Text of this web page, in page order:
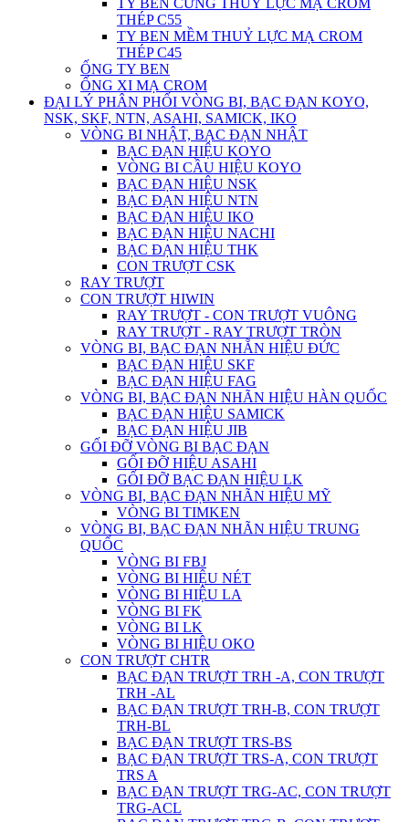
TY BEN CỨNG THUỶ LỰC MẠ CROM
THÉP C55
TY BEN MỀM THUỶ LỰC MẠ CROM
THÉP C45
ỐNG TY BEN
ỐNG XI MẠ CROM
ĐẠI LÝ PHÂN PHỐI VÒNG BI, BẠC ĐẠN KOYO,
NSK, SKF, NTN, ASAHI, SAMICK, IKO
VÒNG BI NHẬT, BẠC ĐẠN NHẬT
BẠC ĐẠN HIỆU KOYO
VÒNG BI CẦU HIỆU KOYO
BẠC ĐẠN HIỆU NSK
BẠC ĐẠN HIỆU NTN
BẠC ĐẠN HIỆU IKO
BẠC ĐẠN HIỆU NACHI
BẠC ĐẠN HIỆU THK
CON TRƯỢT CSK
RAY TRƯỢT
CON TRƯỢT HIWIN
RAY TRƯỢT - CON TRƯỢT VUÔNG
RAY TRƯỢT - RAY TRƯỢT TRÒN
VÒNG BI, BẠC ĐẠN NHẴN HIỆU ĐỨC
BẠC ĐẠN HIỆU SKF
BẠC ĐẠN HIỆU FAG
VÒNG BI, BẠC ĐẠN NHÃN HIỆU HÀN QUỐC
BẠC ĐẠN HIỆU SAMICK
BẠC ĐẠN HIỆU JIB
GỐI ĐỠ VÒNG BI BẠC ĐẠN
GỐI ĐỠ HIỆU ASAHI
GỐI ĐỠ BẠC ĐẠN HIỆU LK
VÒNG BI, BẠC ĐẠN NHÃN HIỆU MỸ
VÒNG BI TIMKEN
VÒNG BI, BẠC ĐẠN NHÃN HIỆU TRUNG
QUỐC
VÒNG BI FBJ
VÒNG BI HIỆU NÉT
VÒNG BI HIỆU LA
VÒNG BI FK
VÒNG BI LK
VÒNG BI HIỆU OKO
CON TRƯỢT CHTR
BẠC ĐẠN TRƯỢT TRH -A, CON TRƯỢT
TRH -AL
BẠC ĐẠN TRƯỢT TRH-B, CON TRƯỢT
TRH-BL
BẠC ĐẠN TRƯỢT TRS-BS
BẠC ĐẠN TRƯỢT TRS-A, CON TRƯỢT
TRS A
BẠC ĐẠN TRƯỢT TRG-AC, CON TRƯỢT
TRG-ACL